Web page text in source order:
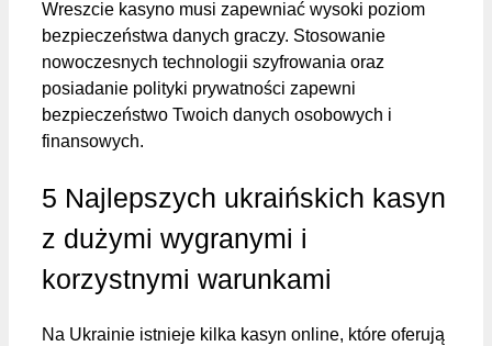
Wreszcie kasyno musi zapewniać wysoki poziom
bezpieczeństwa danych graczy. Stosowanie
nowoczesnych technologii szyfrowania oraz
posiadanie polityki prywatności zapewni
bezpieczeństwo Twoich danych osobowych i
finansowych.
5 Najlepszych ukraińskich kasyn
z dużymi wygranymi i
korzystnymi warunkami
Na Ukrainie istnieje kilka kasyn online, które oferują